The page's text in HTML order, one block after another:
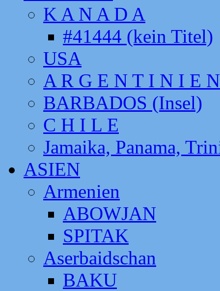
K A N A D A
#41444 (kein Titel)
USA
A R G E N T I N I E N
BARBADOS (Insel)
C H I L E
Jamaika, Panama,
ASIEN
Armenien
ABOWJAN
SPITAK
Aserbaidschan
BAKU